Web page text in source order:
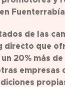
Fuenterrabía
de las
directo que
20% más
empresas